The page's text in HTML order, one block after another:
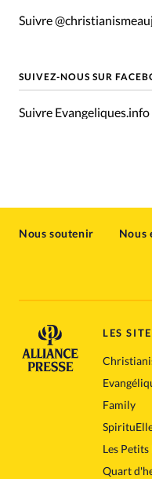
Suivre
SUIVEZ-NOUS SUR
Suivre Evangeliques.info
Nous soutenir Nous
LES
Family
Les
Quart